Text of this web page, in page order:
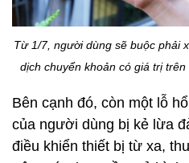
Từ 1/7, người dùng sẽ buộc phải
dịch chuyển khoản có giá trị
Bên cạnh đó, còn một lỗ
của người dùng bị kẻ lừa
điều khiển thiết bị từ xa,